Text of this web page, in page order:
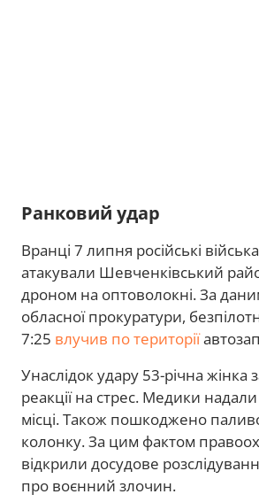
Ранковий удар
Вранці 7 липня російські
атакували Шевченківський
дроном на оптоволокні. За
обласної прокуратури,
7:25 влучив по території
Унаслідок удару 53-річна жінка
реакції на стрес. Медики
місці. Також пошкоджено
колонку. За цим фактом
відкрили досудове
про воєнний злочин.